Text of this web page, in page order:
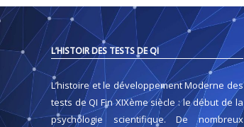
L’HISTOIR DES TESTS DE QI
L’histoire et le développement Moderne des
tests de QI Fin XIXème siècle : le début de la
psychologie scientifique. De nombreux